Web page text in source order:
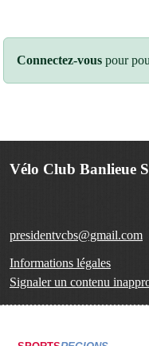
Connectez-vous pour
Vélo Club Banlieue
presidentvcbs@gmail.com
Informations légales
Signaler un contenu